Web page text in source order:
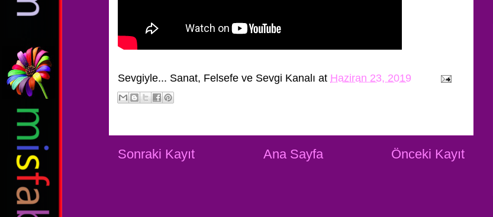
Sevgiyle... Sanat, Felsefe ve Sevgi Kanalı at Haziran 23, 2019
Sonraki Kayıt Önceki Kayıt
Ana Sayfa